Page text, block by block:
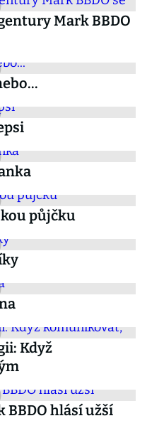
Mark BBDO
půjčku
Když
BBDO hlásí užší